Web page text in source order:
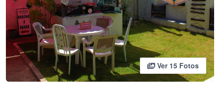
Ver 15 Fotos